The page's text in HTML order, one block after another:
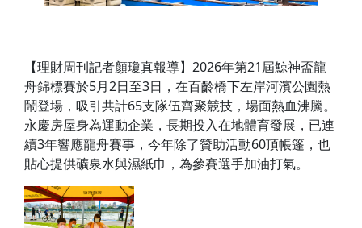
【理財周刊記者顏瓊真報導】2026年第21屆鯨神盃龍
舟錦標賽於5月2日至3日，在百齡橋下左岸河濱公園熱
鬧登場，吸引共計65支隊伍齊聚競技，場面熱血沸騰。
永慶房屋身為運動企業，長期投入在地體育發展，已連
續3年響應龍舟賽事，今年除了贊助活動60頂帳篷，也
貼心提供礦泉水與濕紙巾，為參賽選手加油打氣。